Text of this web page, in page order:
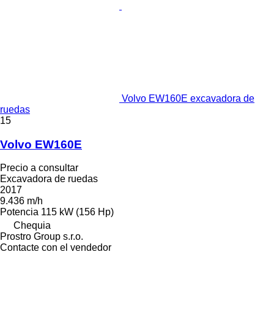
Volvo EW160E excavadora de
ruedas
15
Volvo EW160E
Precio a consultar
Excavadora de ruedas
2017
9.436 m/h
Potencia 115 kW (156 Hp)
Chequia
Prostro Group s.r.o.
Contacte con el vendedor